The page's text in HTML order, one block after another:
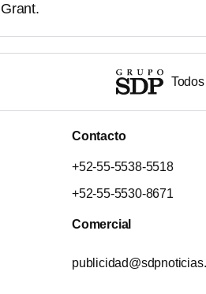
Grant.
Contacto
+52-55-5538-5518
+52-55-5530-8671
Comercial